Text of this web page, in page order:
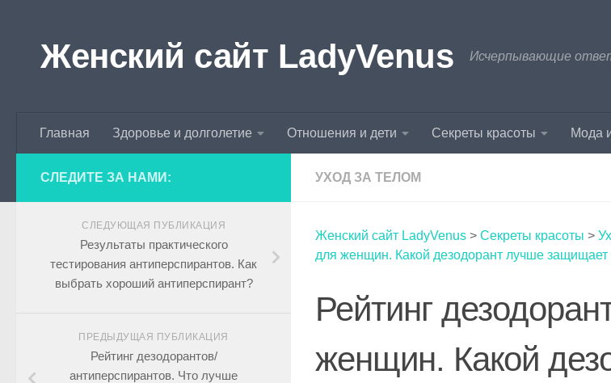
Женский сайт LadyVenus Исчерпывающие
Главная Здоровье и долголетие Отношения и дети Секреты красоты Мода
УХОД ЗА ТЕЛОМ
Женский сайт LadyVenus > Секреты красоты >
для женщин. Какой дезодорант лучше защищает
Рейтинг
женщин. Какой
СЛЕДИТЕ ЗА НАМИ:
СЛЕДУЮЩАЯ ПУБЛИКАЦИЯ
Результаты практического
тестирования антиперспирантов. Как
выбрать хороший антиперспирант?
ПРЕДЫДУЩАЯ ПУБЛИКАЦИЯ
Рейтинг дезодорантов/
антиперспирантов. Что лучше